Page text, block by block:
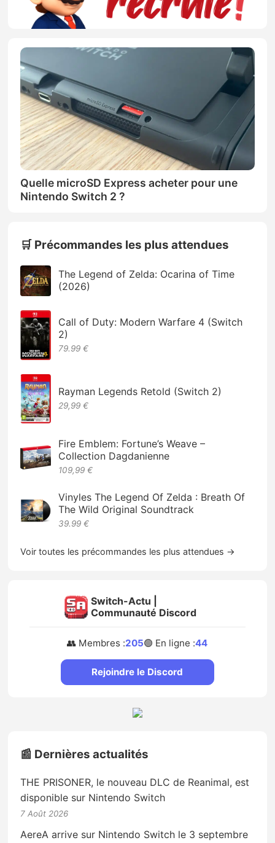
Quelle microSD Express acheter pour une
Nintendo Switch 2 ?
🛒 Précommandes les plus attendues
The Legend of Zelda: Ocarina of Time
(2026)
Call of Duty: Modern Warfare 4 (Switch
2)
79.99 €
Rayman Legends Retold (Switch 2)
29,99 €
Fire Emblem: Fortune’s Weave –
Collection Dagdanienne
109,99 €
Vinyles The Legend Of Zelda : Breath Of
The Wild Original Soundtrack
39.99 €
Voir toutes les précommandes les plus attendues →
Switch-Actu |
Communauté Discord
👥 Membres :205🟢 En ligne :44
Rejoindre le Discord
📰 Dernières actualités
THE PRISONER, le nouveau DLC de Reanimal, est
disponible sur Nintendo Switch
7 Août 2026
AereA arrive sur Nintendo Switch le 3 septembre